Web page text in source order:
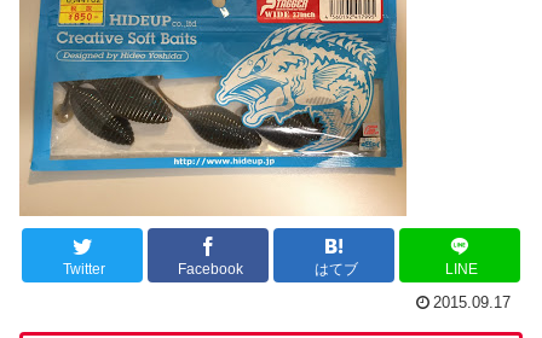
Twitter Facebook はてブ LINE
2015.09.17